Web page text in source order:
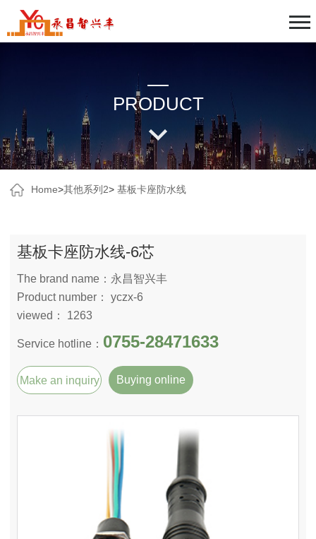
PRODUCT
Home>其他系列2> 基板卡座防水线
基板卡座防水线-6芯
The brand name：永昌智兴丰
Product number： yczx-6
viewed： 1263
Service hotline： 0755-28471633
Make an inquiry Buying online